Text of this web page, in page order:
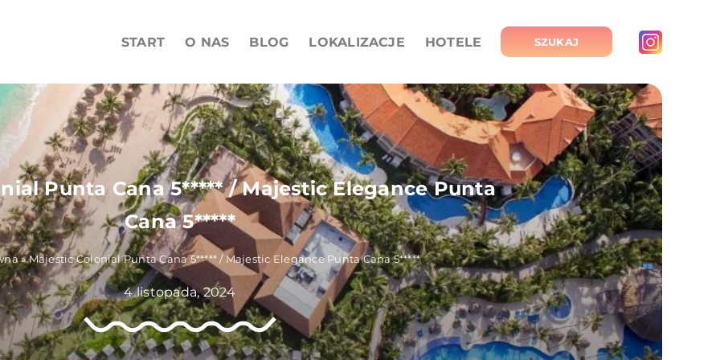
START O NAS BLOG LOKALIZACJE HOTELE SZUKAJ
Punta Cana 5***** / Majestic Elegance Punta
Cana 5*****
»Majestic Colonial Punta Cana 5***** / Majestic Elegance Punta Cana 5*****
4 listopada, 2024